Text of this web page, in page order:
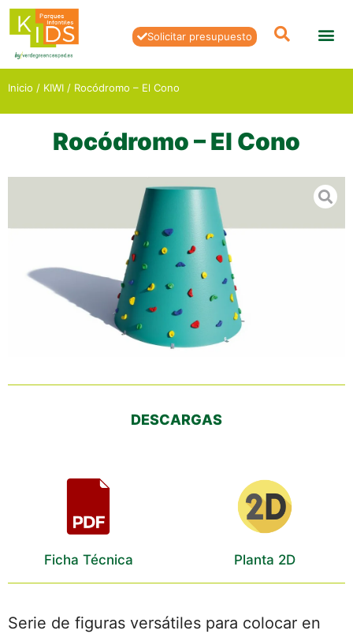
Solicitar presupuesto
Inicio / KIWI / Rocódromo – El Cono
Rocódromo – El Cono
DESCARGAS
Ficha Técnica Planta 2D
Serie de figuras versátiles para colocar en